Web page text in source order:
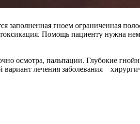
заполненная гноем ограниченная
Помощь пациенту нужна
осмотра, пальпации. Глубокие
лечения заболевания –